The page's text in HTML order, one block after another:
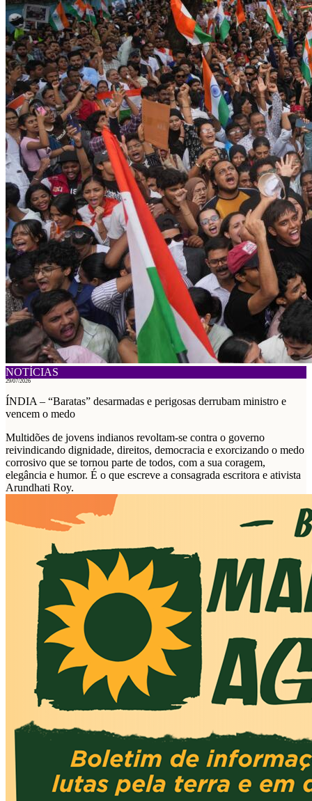
NOTÍCIAS
29/07/2026
ÍNDIA – “Baratas” desarmadas e perigosas derrubam ministro e
vencem o medo
Multidões de jovens indianos revoltam-se contra o governo
reivindicando dignidade, direitos, democracia e exorcizando o medo
corrosivo que se tornou parte de todos, com a sua coragem,
elegância e humor. É o que escreve a consagrada escritora e ativista
Arundhati Roy.